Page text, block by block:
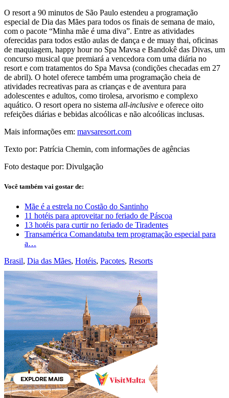
O resort a 90 minutos de São Paulo estendeu a programação
especial de Dia das Mães para todos os finais de semana de maio,
com o pacote “Minha mãe é uma diva”. Entre as atividades
oferecidas para todos estão aulas de dança e de muay thai, oficinas
de maquiagem, happy hour no Spa Mavsa e Bandokê das Divas, um
concurso musical que premiará a vencedora com uma diária no
resort e com tratamentos do Spa Mavsa (condições checadas em 27
de abril). O hotel oferece também uma programação cheia de
atividades recreativas para as crianças e de aventura para
adolescentes e adultos, como tirolesa, arvorismo e complexo
aquático. O resort opera no sistema all-inclusive e oferece oito
refeições diárias e bebidas alcoólicas e não alcoólicas inclusas.
Mais informações em: mavsaresort.com
Texto por: Patrícia Chemin, com informações de agências
Foto destaque por: Divulgação
Você também vai gostar de:
Mãe é a estrela no Costão do Santinho
11 hotéis para aproveitar no feriado de Páscoa
13 hotéis para curtir no feriado de Tiradentes
Transamérica Comandatuba tem programação especial para
a…
Brasil, Dia das Mães, Hotéis, Pacotes, Resorts